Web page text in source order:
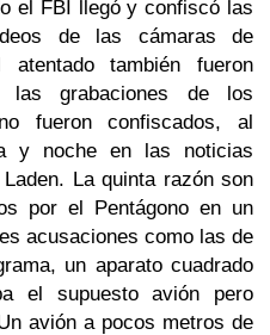
el FBI llegó y confiscó las
de las cámaras de
también fueron
las grabaciones de los
fueron confiscados, al
y noche en las noticias
La quinta razón son
por el Pentágono en un
acusaciones como las de
un aparato cuadrado
el supuesto avión pero
avión a pocos metros de